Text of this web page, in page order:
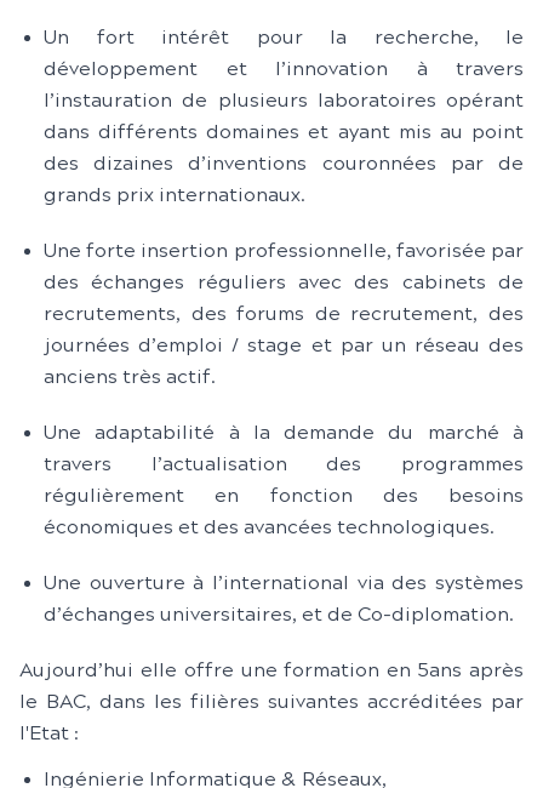
Un fort intérêt pour la recherche, le
développement et l’innovation à travers
l’instauration de plusieurs laboratoires opérant
dans différents domaines et ayant mis au point
des dizaines d’inventions couronnées par de
grands prix internationaux.
Une forte insertion professionnelle, favorisée par
des échanges réguliers avec des cabinets de
recrutements, des forums de recrutement, des
journées d’emploi / stage et par un réseau des
anciens très actif.
Une adaptabilité à la demande du marché à
travers l’actualisation des programmes
régulièrement en fonction des besoins
économiques et des avancées technologiques.
Une ouverture à l’international via des systèmes
d’échanges universitaires, et de Co-diplomation.
Aujourd’hui elle offre une formation en 5ans après
le BAC, dans les filières suivantes accréditées par
l'Etat :
Ingénierie Informatique & Réseaux,